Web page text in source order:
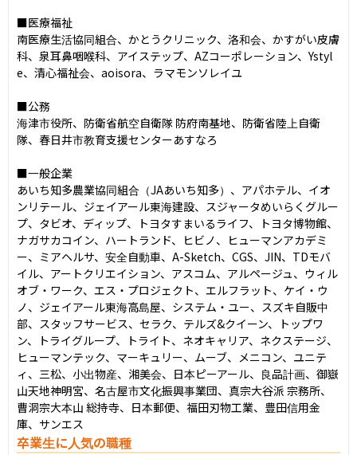
■医療福祉
南医療⽣活協同組合、かとうクリニック、洛和会、かすがい⽪膚
科、泉⽿⿐咽喉科、アイステップ、AZコーポレーション、Ystyl
e、清⼼福祉会、aoisora、ラマモンソレイユ
■公務
海津市役所、防衛省航空⾃衛隊 防府南基地、防衛省陸上⾃衛
隊、春⽇井市教育⽀援センターあすなろ
■一般企業
あいち知多農業協同組合（JAあいち知多）、アパホテル、イオ
ンリテール、ジェイアール東海建設、スジャータめいらくグルー
プ、タビオ、ディップ、トヨタすまいるライフ、トヨタ博物館、
ナガサカコイン、ハートランド、ヒビノ、ヒューマンアカデミ
ー、ミアヘルサ、安全⾃動⾞、A-Sketch、CGS、JIN、TDモバ
イル、アートクリエイション、アスコム、アルページュ、ウィル
オブ・ワーク、エス・プロジェクト、エルフラット、ケイ・ウ
ノ、ジェイアール東海⾼島屋、システム・ユー、スズキ⾃販中
部、スタッフサービス、セラク、テルズ&クイーン、トップワ
ン、トライグループ、トライト、ネオキャリア、ネクステージ、
ヒューマンテック、マーキュリー、ムーブ、メニコン、ユニテ
ィ、三松、⼩出物産、湘美会、⽇本ピーアール、良品計画、御嶽
⼭天地神明宮、名古屋市⽂化振興事業団、真宗⼤⾕派 宗務所、
曹洞宗⼤本⼭ 総持寺、⽇本郵便、福⽥刃物⼯業、豊⽥信⽤⾦
庫、サンエス
卒業生に人気の職種